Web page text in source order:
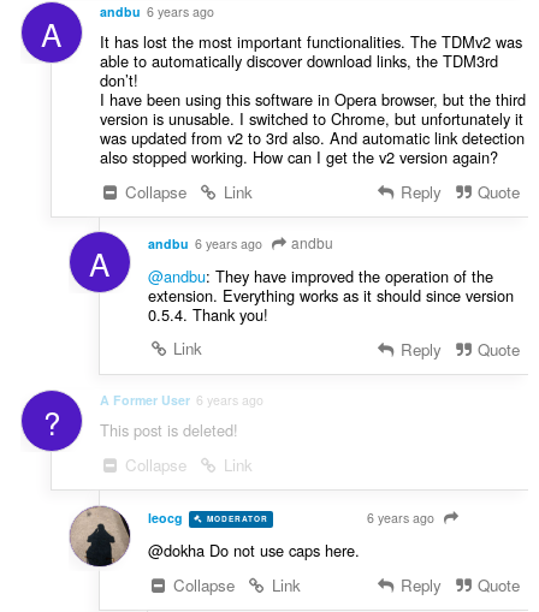
A andbu 6 years ago
It has lost the most important functionalities. The TDMv2 was
able to automatically discover download links, the TDM3rd
don’t!
I have been using this software in Opera browser, but the third
version is unusable. I switched to Chrome, but unfortunately it
was updated from v2 to 3rd also. And automatic link detection
also stopped working. How can I get the v2 version again?
Collapse
Link Reply Quote
A andbu 6 years ago andbu
@andbu: They have improved the operation of the
extension. Everything works as it should since version
0.5.4. Thank you!
Link
Reply Quote
? A Former User 6 years ago
This post is deleted!
Collapse
Link
leocg MODERATOR 6 years ago
@dokha Do not use caps here.
Collapse
Link Reply Quote